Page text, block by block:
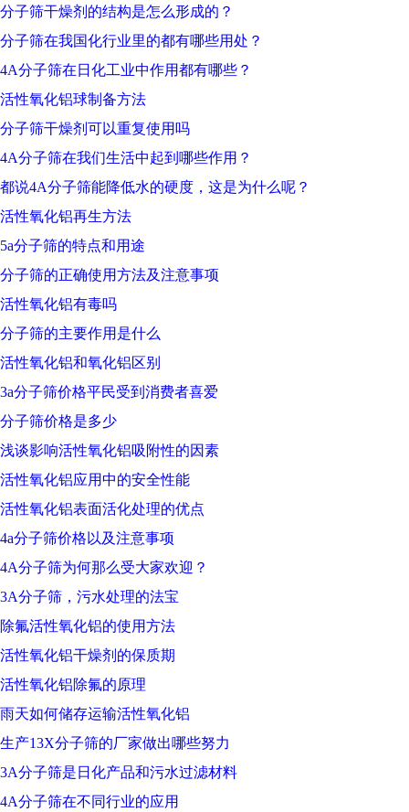
分子筛干燥剂的结构是怎么形成的？
分子筛在我国化行业里的都有哪些用处？
4A分子筛在日化工业中作用都有哪些？
活性氧化铝球制备方法
分子筛干燥剂可以重复使用吗
4A分子筛在我们生活中起到哪些作用？
都说4A分子筛能降低水的硬度，这是为什么呢？
活性氧化铝再生方法
5a分子筛的特点和用途
分子筛的正确使用方法及注意事项
活性氧化铝有毒吗
分子筛的主要作用是什么
活性氧化铝和氧化铝区别
3a分子筛价格平民受到消费者喜爱
分子筛价格是多少
浅谈影响活性氧化铝吸附性的因素
活性氧化铝应用中的安全性能
活性氧化铝表面活化处理的优点
4a分子筛价格以及注意事项
4A分子筛为何那么受大家欢迎？
3A分子筛，污水处理的法宝
除氟活性氧化铝的使用方法
活性氧化铝干燥剂的保质期
活性氧化铝除氟的原理
雨天如何储存运输活性氧化铝
生产13X分子筛的厂家做出哪些努力
3A分子筛是日化产品和污水过滤材料
4A分子筛在不同行业的应用